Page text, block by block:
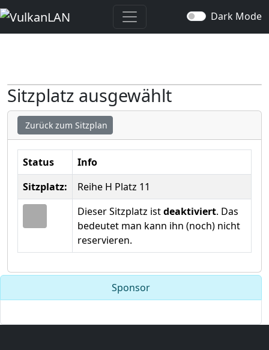
Dark Mode
Sitzplatz ausgewählt
Zurück zum Sitzplan
Status
Info
Sitzplatz:
Reihe H Platz 11
Dieser Sitzplatz istdeaktiviert. Das
bedeutet man kann ihn (noch) nicht
reservieren.
Sponsor